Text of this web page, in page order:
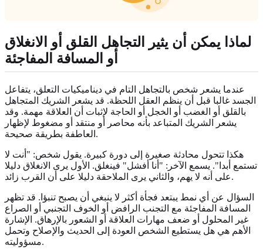
لماذا يمكن أن يثير التجاهل القلق أو الانغلاق
أو المسافة المفاجئة
عندما يشعر شخص بالتجاهل التام في ديناميكيات التعلق، يتفاعل
الجسد غالبا قبل أن ينظم العقل اللحظة. قد يشعر الشريك المتجاهل
بالقلق أو الغضب أو الخجل أو الحاجة لإثبات أن العلاقة مهمة. وقد
يشعر الشريك المتباعد بأنه محاصر أو منتقد أو مضغوط لإظهار
العاطفة بطريقة صحيحة.
هكذا تتحول محادثة صغيرة إلى دورة كبيرة. يقول شخص: "أنت لا
تستمع أبدا". يسمع الآخر: "أنا أفشل" فينغلق. الأول يرى الانغلاق دليلا
على أنه لا يهم، والثاني يرى الملاحقة دليلا على أن القرب زائد.
السؤال عن أي نمط يبتعد فجأة أكثر لا ينبغي أن يصبح تنبؤا. قد تظهر
المسافة المفاجئة مع التجنب الرافض أو الخوف التجنبي أو الصراع
غير المحلول أو ضعف مهارات العلاقة أو الشعور بالإرهاق. الإشارة
الأهم هي هل يستطيع الشخص العودة إلى الحديث والإصلاح وتحمل
مسؤوليته.